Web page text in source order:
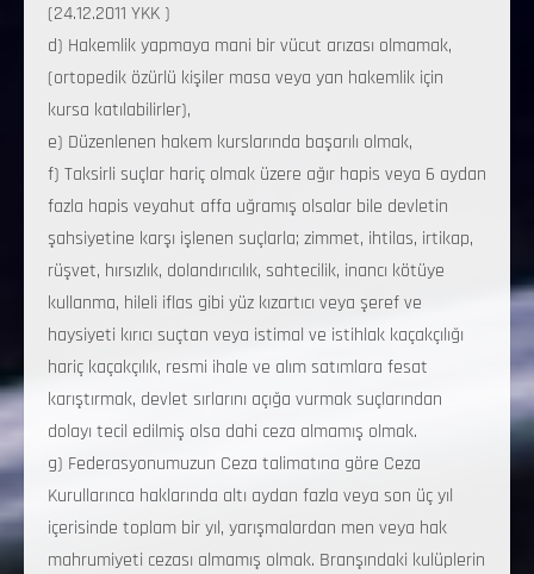
(24.12.2011 YKK )
d) Hakemlik yapmaya mani bir vücut arızası olmamak,
(ortopedik özürlü kişiler masa veya yan hakemlik için
kursa katılabilirler),
e) Düzenlenen hakem kurslarında başarılı olmak,
f) Taksirli suçlar hariç olmak üzere ağır hapis veya 6 aydan
fazla hapis veyahut affa uğramış olsalar bile devletin
şahsiyetine karşı işlenen suçlarla; zimmet, ihtilas, irtikap,
rüşvet, hırsızlık, dolandırıcılık, sahtecilik, inancı kötüye
kullanma, hileli iflas gibi yüz kızartıcı veya şeref ve
haysiyeti kırıcı suçtan veya istimal ve istihlak kaçakçılığı
hariç kaçakçılık, resmi ihale ve alım satımlara fesat
karıştırmak, devlet sırlarını açığa vurmak suçlarından
dolayı tecil edilmiş olsa dahi ceza almamış olmak.
g) Federasyonumuzun Ceza talimatına göre Ceza
Kurullarınca haklarında altı aydan fazla veya son üç yıl
içerisinde toplam bir yıl, yarışmalardan men veya hak
mahrumiyeti cezası almamış olmak. Branşındaki kulüplerin